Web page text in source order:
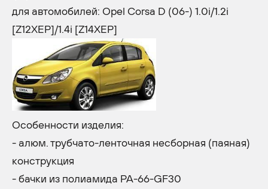
для автомобилей: Opel Corsa D (06-) 1.0i/1.2i
[Z12XEP]/1.4i [Z14XEP]
Особенности изделия:
- алюм. трубчато-ленточная несборная (паяная)
конструкция
- бачки из полиамида PA-66-GF30